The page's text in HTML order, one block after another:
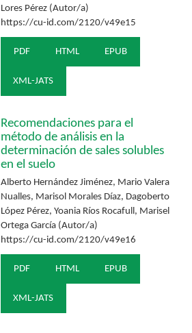
Lores Pérez (Autor/a)
https://cu-id.com/2120/v49e15
PDF HTML EPUB
XML-JATS
Recomendaciones para el
método de análisis en la
determinación de sales solubles
en el suelo
Alberto Hernández Jiménez, Mario Valera
Nualles, Marisol Morales Díaz, Dagoberto
López Pérez, Yoania Ríos Rocafull, Marisel
Ortega García (Autor/a)
https://cu-id.com/2120/v49e16
PDF HTML EPUB
XML-JATS